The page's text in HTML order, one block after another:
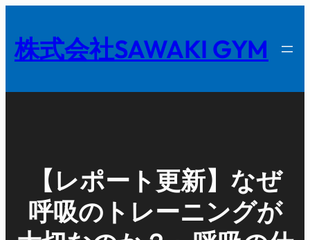
を
キ
株式会社SAWAKI GYM
【レポート更新】なぜ
呼吸のトレーニングが